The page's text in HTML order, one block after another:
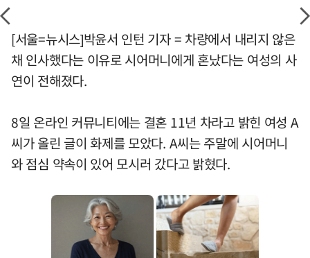
[서울=뉴시스]박윤서 인턴 기자 = 차량에서 내리지 않은
채 인사했다는 이유로 시어머니에게 혼났다는 여성의 사
연이 전해졌다.
8일 온라인 커뮤니티에는 결혼 11년 차라고 밝힌 여성 A
씨가 올린 글이 화제를 모았다. A씨는 주말에 시어머니
와 점심 약속이 있어 모시러 갔다고 밝혔다.